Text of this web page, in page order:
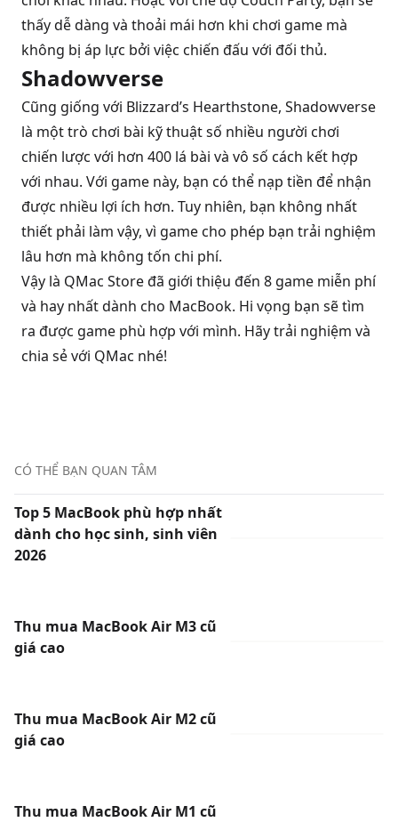
thấy dễ dàng và thoải mái hơn khi chơi game mà
không bị áp lực bởi việc chiến đấu với đối thủ.
Shadowverse
Cũng giống với Blizzard’s Hearthstone, Shadowverse
là một trò chơi bài kỹ thuật số nhiều người chơi
chiến lược với hơn 400 lá bài và vô số cách kết hợp
với nhau. Với game này, bạn có thể nạp tiền để nhận
được nhiều lợi ích hơn. Tuy nhiên, bạn không nhất
thiết phải làm vậy, vì game cho phép bạn trải nghiệm
lâu hơn mà không tốn chi phí.
Vậy là QMac Store đã giới thiệu đến 8 game miễn phí
và hay nhất dành cho MacBook. Hi vọng bạn sẽ tìm
ra được game phù hợp với mình. Hãy trải nghiệm và
chia sẻ với QMac nhé!
CÓ THỂ BẠN QUAN TÂM
Top 5 MacBook phù hợp nhất
dành cho học sinh, sinh viên
2026
Thu mua MacBook Air M3 cũ
giá cao
Thu mua MacBook Air M2 cũ
giá cao
Thu mua MacBook Air M1 cũ